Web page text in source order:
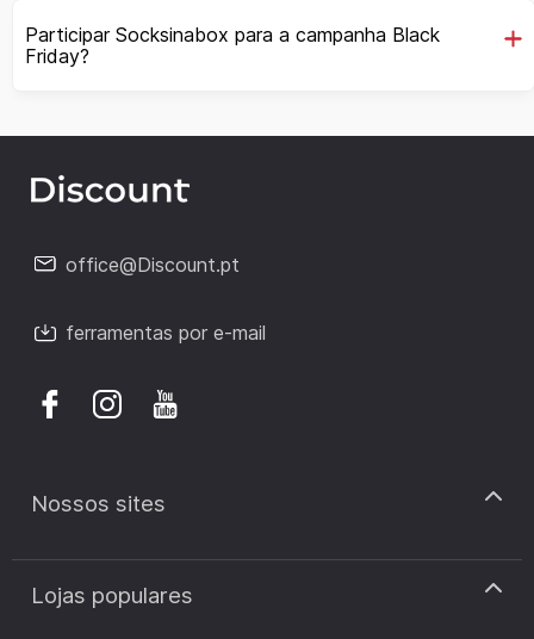
Participar Socksinabox para a campanha Black
Friday?
office@Discount.pt
ferramentas por e-mail
Nossos sites
discount.pt
discount.sk
Lojas populares